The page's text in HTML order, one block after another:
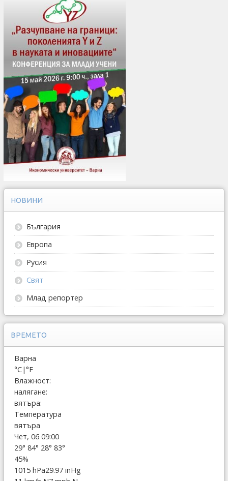
НОВИНИ
България
Европа
Русия
Свят
Млад репортер
ВРЕМЕТО
Варна
°C|°F
Влажност:
налягане:
вятъра:
Температура
вятъра
Чет, 06 09:00
29° 84° 28° 83°
45%
1015 hPa29.97 inHg